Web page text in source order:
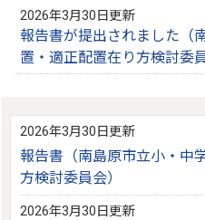
2026年3月30日更新
報告書が提出されました（
置・適正配置在り方検討委員
2026年3月30日更新
報告書（南島原市立小・中
方検討委員会）
2026年3月30日更新